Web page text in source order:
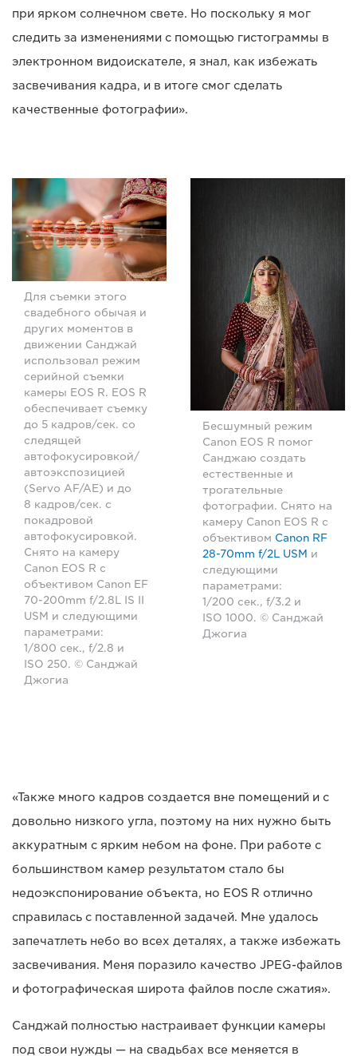
при ярком солнечном свете. Но поскольку я мог
следить за изменениями с помощью гистограммы в
электронном видоискателе, я знал, как избежать
засвечивания кадра, и в итоге смог сделать
качественные фотографии».
Для съемки этого
свадебного обычая и
других моментов в
движении Санджай
использовал режим
серийной съемки
камеры EOS R. EOS R
обеспечивает съемку
до 5 кадров/сек. со
следящей
автофокусировкой/
автоэкспозицией
(Servo AF/AE) и до
8 кадров/сек. с
покадровой
автофокусировкой.
Снято на камеру
Canon EOS R с
объективом Canon EF
70-200mm f/2.8L IS II
USM и следующими
параметрами:
1/800 сек., f/2.8 и
ISO 250. © Санджай
Джогиа
Бесшумный режим
Canon EOS R помог
Санджаю создать
естественные и
трогательные
фотографии. Снято на
камеру Canon EOS R с
объективом Canon RF
28-70mm f/2L USM и
следующими
параметрами:
1/200 сек., f/3.2 и
ISO 1000. © Санджай
Джогиа
«Также много кадров создается вне помещений и с
довольно низкого угла, поэтому на них нужно быть
аккуратным с ярким небом на фоне. При работе с
большинством камер результатом стало бы
недоэкспонирование объекта, но EOS R отлично
справилась с поставленной задачей. Мне удалось
запечатлеть небо во всех деталях, а также избежать
засвечивания. Меня поразило качество JPEG-файлов
и фотографическая широта файлов после сжатия».
Санджай полностью настраивает функции камеры
под свои нужды — на свадьбах все меняется в